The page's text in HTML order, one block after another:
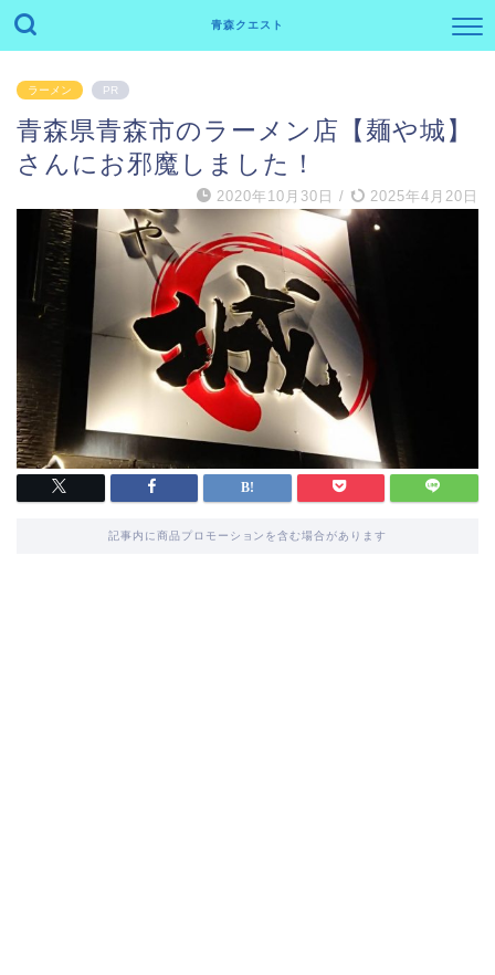
青森クエスト
ラーメン PR
青森県青森市のラーメン店【麺や城】
さんにお邪魔しました！
2020年10月30日 / 2025年4月20日
記事内に商品プロモーションを含む場合があります